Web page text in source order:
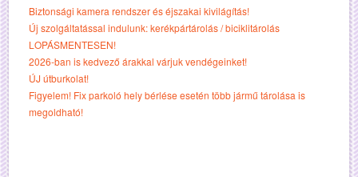
Biztonsági kamera rendszer és éjszakai kivilágítás!
Új szolgáltatással indulunk: kerékpártárolás / biciklitárolás
LOPÁSMENTESEN!
2026-ban is kedvező árakkal várjuk vendégeinket!
ÚJ útburkolat!
Figyelem! Fix parkoló hely bérlése esetén több jármű tárolása is
megoldható!